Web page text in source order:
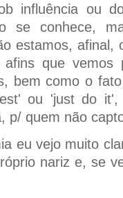
influência ou
se conhece,
estamos, afinal,
afins que
bem como o
ou 'just do
p/ quem não
eu vejo muito
nariz e, se